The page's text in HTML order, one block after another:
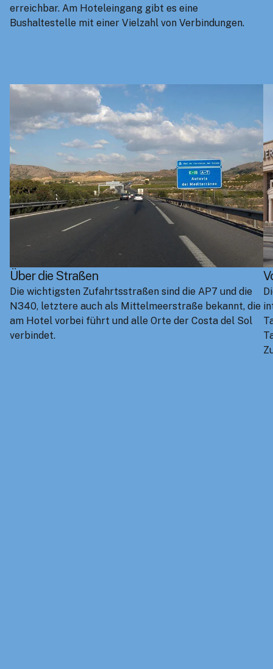
erreichbar. Am Hoteleingang gibt es eine
Bushaltestelle mit einer Vielzahl von Verbindungen.
Über die Straßen
Die wichtigsten Zufahrtsstraßen sind die AP7 und die
N340, letztere auch als Mittelmeerstraße bekannt, die
am Hotel vorbei führt und alle Orte der Costa del Sol
verbindet.